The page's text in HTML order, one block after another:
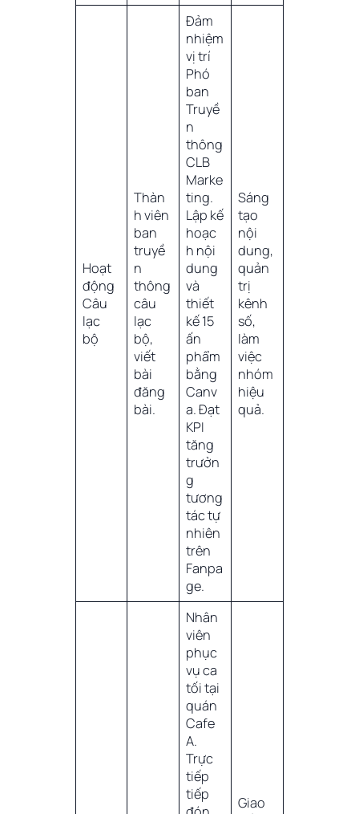
Hoạt
động
Câu
lạc
bộ
Thàn
h viên
ban
truyề
n
thông
câu
lạc
bộ,
viết
bài
đăng
bài.
Đảm
nhiệm
vị trí
Phó
ban
Truyề
n
thông
CLB
Marke
ting.
Lập kế
hoạc
h nội
dung
và
thiết
kế 15
ấn
phẩm
bằng
Canv
a. Đạt
KPI
tăng
trưởn
g
tương
tác tự
nhiên
trên
Fanpa
ge.
Sáng
tạo
nội
dung,
quản
trị
kênh
số,
làm
việc
nhóm
hiệu
quả.
Nhân
viên
phục
vụ ca
tối tại
quán
Cafe
A.
Trực
tiếp
tiếp
Giao